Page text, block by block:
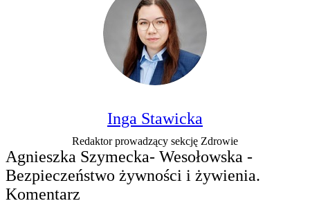
Inga Stawicka
Redaktor prowadzący sekcję Zdrowie
Agnieszka Szymecka- Wesołowska -
Bezpieczeństwo żywności i żywienia.
Komentarz